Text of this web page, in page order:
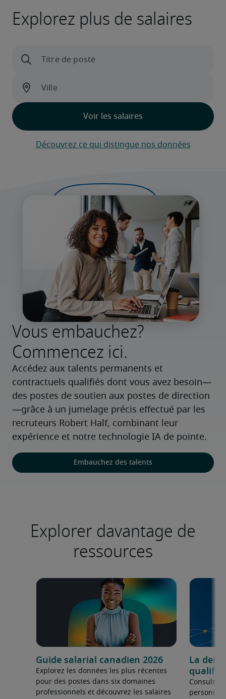
Explorez plus de salaires
Découvrez ce qui distingue nos données
Vous embauchez?
Commencez ici.
Accédez aux talents permanents et
contractuels qualifiés dont vous avez besoin—
des postes de soutien aux postes de direction
—grâce à un jumelage précis effectué par les
recruteurs Robert Half, combinant leur
expérience et notre technologie IA de pointe.
Embauchez des talents
Explorer davantage de
ressources
Guide salarial canadien 2026
Explorez les données les plus récentes
pour des postes dans six domaines
professionnels et découvrez les salaires
La
qualifié
Consultez
personnel